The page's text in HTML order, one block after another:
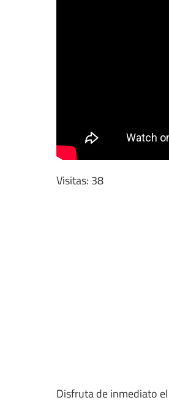
Visitas: 38
Disfruta de inmediato